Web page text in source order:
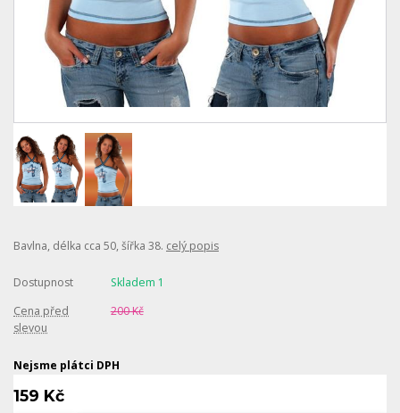
Bavlna, délka cca 50, šířka 38. celý popis
Dostupnost
Skladem 1
Cena před
slevou
200 Kč
Nejsme plátci DPH
159 Kč